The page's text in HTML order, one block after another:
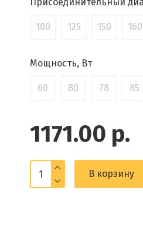
1171.00 р.
100 125 150 160
Мощность, Вт
60 80 78 85
В корзину